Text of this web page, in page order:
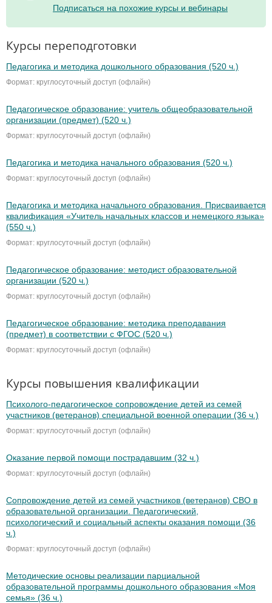
Подписаться на похожие курсы и вебинары
Курсы переподготовки
Педагогика и методика дошкольного образования (520 ч.)
Формат: круглосуточный доступ (офлайн)
Педагогическое образование: учитель общеобразовательной
организации (предмет) (520 ч.)
Формат: круглосуточный доступ (офлайн)
Педагогика и методика начального образования (520 ч.)
Формат: круглосуточный доступ (офлайн)
Педагогика и методика начального образования. Присваивается
квалификация «Учитель начальных классов и немецкого языка»
(550 ч.)
Формат: круглосуточный доступ (офлайн)
Педагогическое образование: методист образовательной
организации (520 ч.)
Формат: круглосуточный доступ (офлайн)
Педагогическое образование: методика преподавания
(предмет) в соответствии с ФГОС (520 ч.)
Формат: круглосуточный доступ (офлайн)
Курсы повышения квалификации
Психолого-педагогическое сопровождение детей из семей
участников (ветеранов) специальной военной операции (36 ч.)
Формат: круглосуточный доступ (офлайн)
Оказание первой помощи пострадавшим (32 ч.)
Формат: круглосуточный доступ (офлайн)
Сопровождение детей из семей участников (ветеранов) СВО в
образовательной организации. Педагогический,
психологический и социальный аспекты оказания помощи (36
ч.)
Формат: круглосуточный доступ (офлайн)
Методические основы реализации парциальной
образовательной программы дошкольного образования «Моя
семья» (36 ч.)